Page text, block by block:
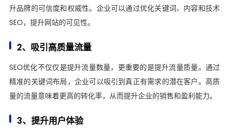
升品牌的可信度和权威性。企业可以通过优化关键词、内容和技术
SEO，提升网站的可见性。
2、吸引高质量流量
SEO优化不仅仅是提升流量数量，更重要的是提升流量质量。通过
精准的关键词布局，企业可以吸引到真正有需求的潜在客户。高质
量的流量意味着更高的转化率，从而提升企业的销售和盈利能力。
3、提升用户体验